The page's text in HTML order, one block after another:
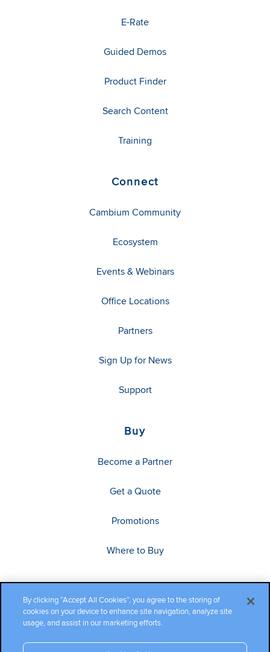
E-Rate
Guided Demos
Product Finder
Search Content
Training
Connect
Cambium Community
Ecosystem
Events & Webinars
Office Locations
Partners
Sign Up for News
Support
Buy
Become a Partner
Get a Quote
Promotions
Where to Buy
By clicking “Accept All Cookies”, you agree to the storing of
cookies on your device to enhance site navigation, analyze site
usage, and assist in our marketing efforts.